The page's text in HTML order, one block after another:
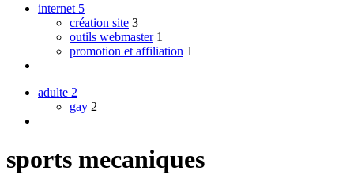
internet 5
création site 3
outils webmaster 1
promotion et affiliation 1
adulte 2
gay 2
sports mecaniques